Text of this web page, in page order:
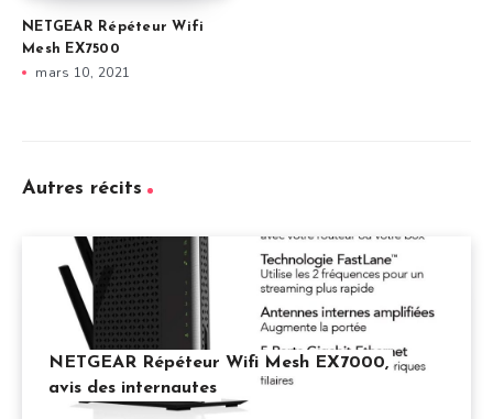
NETGEAR Répéteur Wifi
Mesh EX7500
mars 10, 2021
Autres récits
NETGEAR Répéteur Wifi Mesh EX7000,
avis des internautes